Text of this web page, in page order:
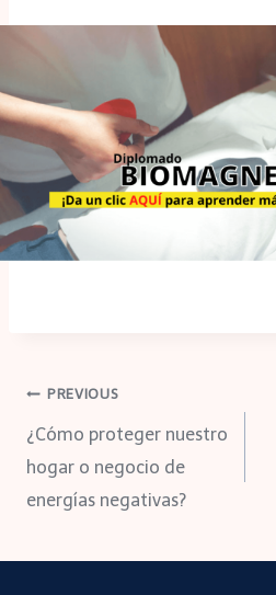
Navegación
de
PREVIOUS
¿Cómo proteger nuestro
hogar o negocio de
energías negativas?